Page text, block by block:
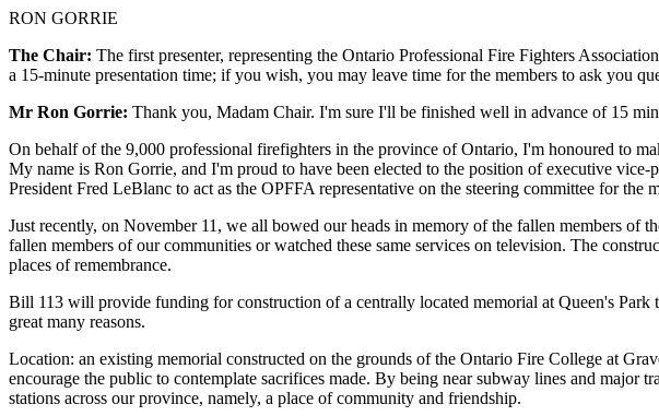
RON GORRIE
The Chair: The first presenter, representing the Ontario Professional Fire Fighters
a 15-minute presentation time; if you wish, you may leave time for the members to ask you
Mr Ron Gorrie: Thank you, Madam Chair. I'm sure I'll be finished well in advance of 15
On behalf of the 9,000 professional firefighters in the province of Ontario, I'm honoured to
My name is Ron Gorrie, and I'm proud to have been elected to the position of executive
President Fred LeBlanc to act as the OPFFA representative on the steering committee for the
Just recently, on November 11, we all bowed our heads in memory of the fallen members of
fallen members of our communities or watched these same services on television. The
places of remembrance.
Bill 113 will provide funding for construction of a centrally located memorial at Queen's
great many reasons.
Location: an existing memorial constructed on the grounds of the Ontario Fire College at
encourage the public to contemplate sacrifices made. By being near subway lines and major
stations across our province, namely, a place of community and friendship.